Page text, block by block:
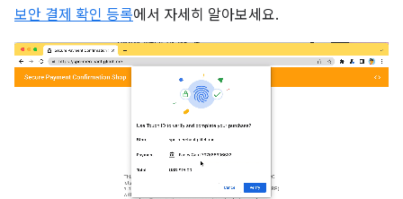
보안 결제 확인 등록에서 자세히 알아보세요.